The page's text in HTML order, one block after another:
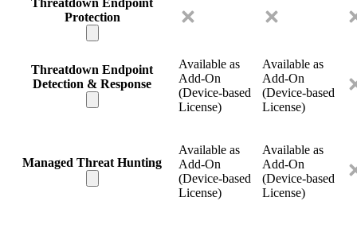
Threatdown Endpoint
Protection
Threatdown Endpoint
Detection & Response
Available as
Add-On
(Device-based
License)
Available as
Add-On
(Device-based
License)
Managed Threat Hunting
Available as
Add-On
(Device-based
License)
Available as
Add-On
(Device-based
License)